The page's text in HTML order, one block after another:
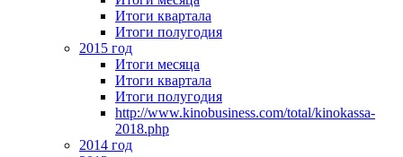
Итоги квартала
Итоги полугодия
2015 год
Итоги месяца
Итоги квартала
Итоги полугодия
http://www.kinobusiness.com/total/kinokassa-
2018.php
2014 год